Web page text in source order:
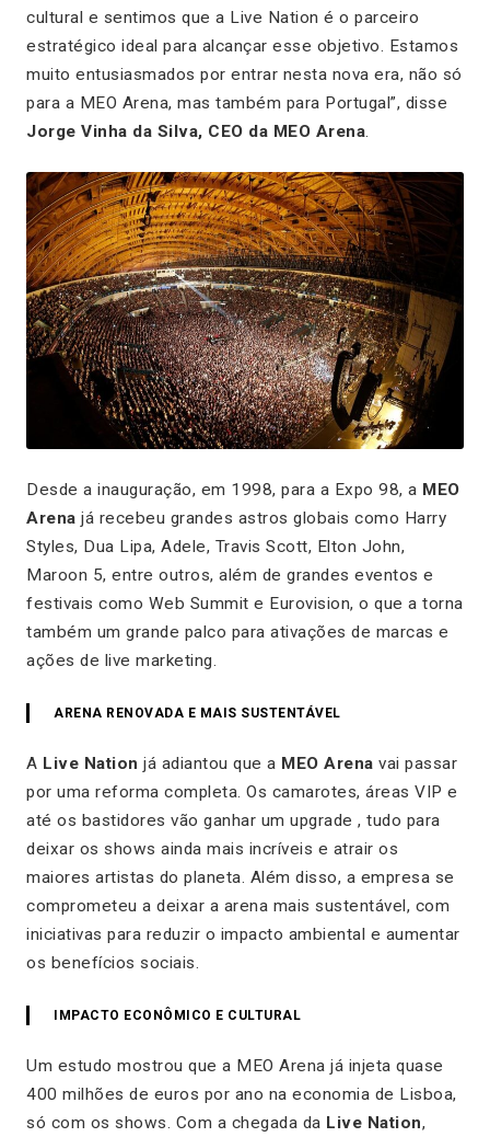
cultural e sentimos que a Live Nation é o parceiro
estratégico ideal para alcançar esse objetivo. Estamos
muito entusiasmados por entrar nesta nova era, não só
para a MEO Arena, mas também para Portugal”, disse
Jorge Vinha da Silva, CEO da MEO Arena.
Desde a inauguração, em 1998, para a Expo 98, a MEO
Arena já recebeu grandes astros globais como Harry
Styles, Dua Lipa, Adele, Travis Scott, Elton John,
Maroon 5, entre outros, além de grandes eventos e
festivais como Web Summit e Eurovision, o que a torna
também um grande palco para ativações de marcas e
ações de live marketing.
ARENA RENOVADA E MAIS SUSTENTÁVEL
A Live Nation já adiantou que a MEO Arena vai passar
por uma reforma completa. Os camarotes, áreas VIP e
até os bastidores vão ganhar um upgrade , tudo para
deixar os shows ainda mais incríveis e atrair os
maiores artistas do planeta. Além disso, a empresa se
comprometeu a deixar a arena mais sustentável, com
iniciativas para reduzir o impacto ambiental e aumentar
os benefícios sociais.
IMPACTO ECONÔMICO E CULTURAL
Um estudo mostrou que a MEO Arena já injeta quase
400 milhões de euros por ano na economia de Lisboa,
só com os shows. Com a chegada da Live Nation,